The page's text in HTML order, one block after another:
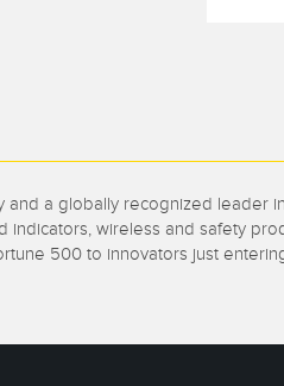
a globally recognized leader
indicators, wireless and safety
500 to innovators just